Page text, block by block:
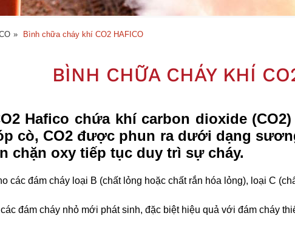
» Bình chữa cháy khí CO2 HAFICO
BÌNH CHỮA CHÁY KHÍ
Hafico chứa khí carbon dioxide
cò, CO2 được phun ra dưới dạng
chặn oxy tiếp tục duy trì sự cháy.
các đám cháy loại B (chất lỏng hoặc chất rắn hóa lỏng), loại C
đám cháy nhỏ mới phát sinh, đặc biệt hiệu quả với đám cháy